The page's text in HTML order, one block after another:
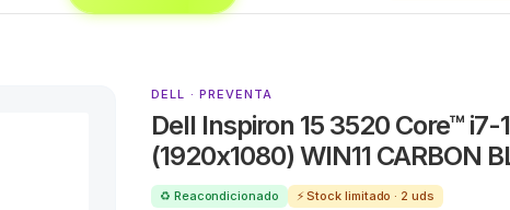
DELL · PREVENTA
Dell Inspiron 15 3520 Core™ i7-
(1920x1080) WIN11 CARBON
♻️ Reacondicionado ⚡ Stock limitado · 2 uds